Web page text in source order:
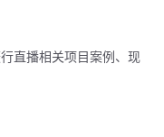
直播相关项目案例、现